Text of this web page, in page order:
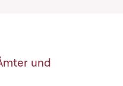
und